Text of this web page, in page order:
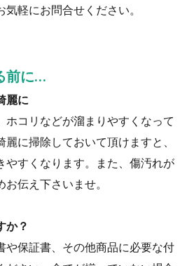
軽にお問合せください。
前に…
麗に
コリなどが溜まりやすくなって
に掃除しておいて頂けますと、
やすくなります。また、傷汚れが
伝え下さいませ。
か？
や保証書、その他商品に必要な付